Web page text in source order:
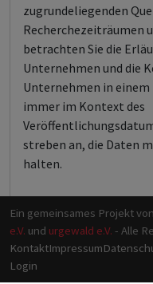
zugrundeliegenden
Recherchezeiträumen
betrachten Sie die
Unternehmen und die
Unternehmen in
immer im Kontext des
streben an, die Daten
halten.
Ein gemeinsames Projekt
e.V. und urgewald e.V. - Alle
KontaktImpressum
Login